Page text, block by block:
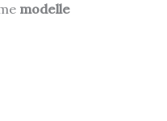
modelle